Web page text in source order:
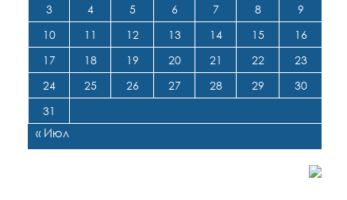
3
4 5 6 7 8
9
10
11 12 13 14 15
16
17
18 19 20 21 22
23
24
25 26 27 28 29
30
31
« Июл